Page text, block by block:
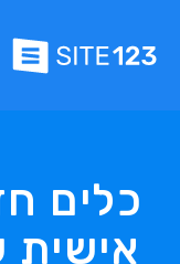
כלים
אישית